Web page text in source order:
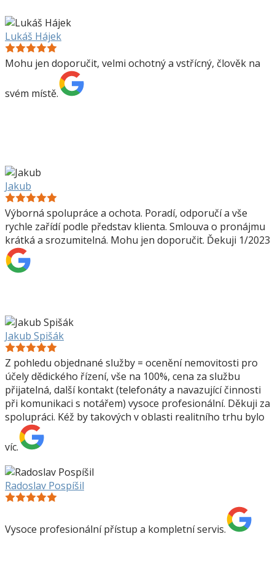
Lukáš Hájek
Mohu jen doporučit, velmi ochotný a vstřícný, člověk na
svém místě.
Jakub
Výborná spolupráce a ochota. Poradí, odporučí a vše
rychle zařídí podle představ klienta. Smlouva o pronájmu
krátká a srozumitelná. Mohu jen doporučit. Ďekuji 1/2023
Jakub Spišák
Z pohledu objednané služby = ocenění nemovitosti pro
účely dědického řízení, vše na 100%, cena za službu
přijatelná, další kontakt (telefonáty a navazující činnosti
při komunikaci s notářem) vysoce profesionální. Děkuji za
spolupráci. Kéž by takových v oblasti realitního trhu bylo
víc.
Radoslav Pospíšil
Vysoce profesionální přístup a kompletní servis.